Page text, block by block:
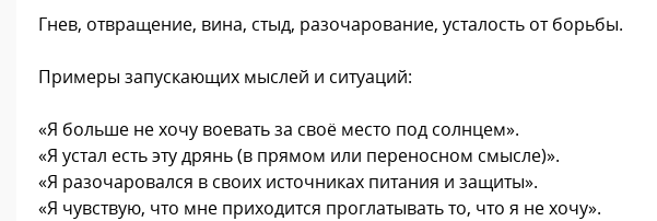
Гнев, отвращение, вина, стыд, разочарование, усталость от борьбы.
Примеры запускающих мыслей и ситуаций:
«Я больше не хочу воевать за своё место под солнцем».
«Я устал есть эту дрянь (в прямом или переносном смысле)».
«Я разочаровался в своих источниках питания и защиты».
«Я чувствую, что мне приходится проглатывать то, что я не хочу».